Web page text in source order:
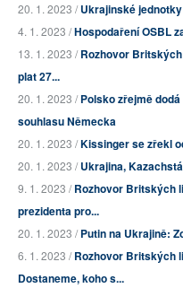
20. 1. 2023 /Ukrajinské
4. 1. 2023 /Hospodaření OSBL
13. 1. 2023 /Rozhovor
plat 27...
20. 1. 2023 /Polsko zřejmě
souhlasu Německa
20. 1. 2023 /Kissinger se zřekl
20. 1. 2023 /Ukrajina,
9. 1. 2023 /Rozhovor Britských
prezidenta pro...
20. 1. 2023 /Putin na Ukrajině:
6. 1. 2023 /Rozhovor Britských
Dostaneme, koho s...